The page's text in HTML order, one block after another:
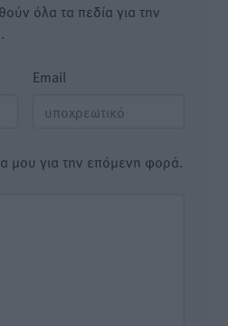
όλα τα πεδία για την
Email
μου για την επόμενη φορά.